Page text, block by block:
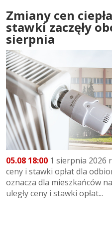
Zmiany cen
stawki zaczęły
sierpnia
05.08 18:00 1 sierpnia 2026
ceny i stawki opłat dla
oznacza dla mieszkańców
uległy ceny i stawki opłat...